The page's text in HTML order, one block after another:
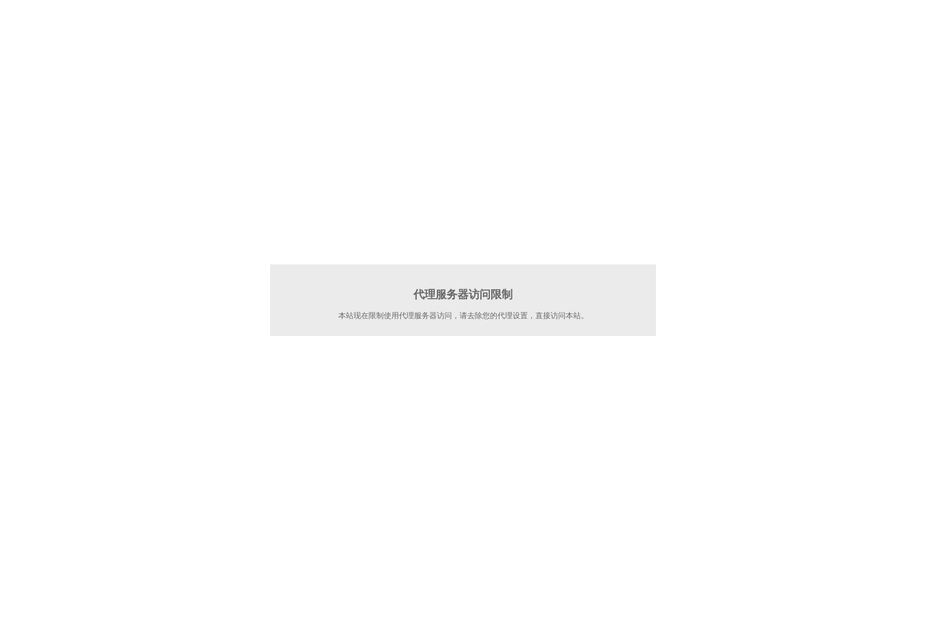
代理服务器访问限制
本站现在限制使用代理服务器访问，请去除您的代理设置，直接访问本站。